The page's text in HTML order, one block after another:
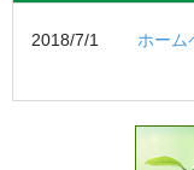
2018/7/1 ホーム